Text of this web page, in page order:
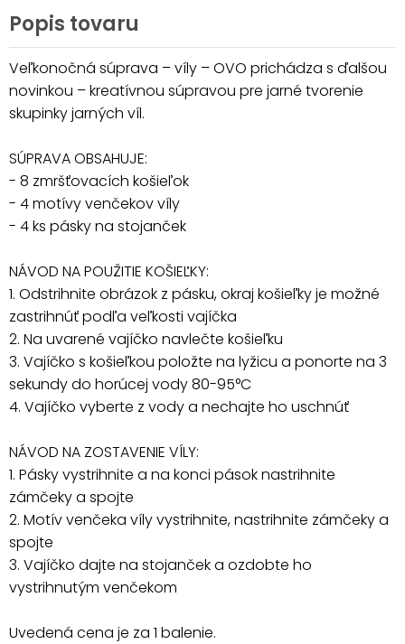
Popis tovaru
Veľkonočná súprava – víly – OVO prichádza s ďalšou
novinkou – kreatívnou súpravou pre jarné tvorenie
skupinky jarných víl.
SÚPRAVA OBSAHUJE:
- 8 zmršťovacích košieľok
- 4 motívy venčekov víly
- 4 ks pásky na stojanček
NÁVOD NA POUŽITIE KOŠIEĽKY:
1. Odstrihnite obrázok z pásku, okraj košieľky je možné
zastrihnúť podľa veľkosti vajíčka
2. Na uvarené vajíčko navlečte košieľku
3. Vajíčko s košieľkou položte na lyžicu a ponorte na 3
sekundy do horúcej vody 80-95°C
4. Vajíčko vyberte z vody a nechajte ho uschnúť
NÁVOD NA ZOSTAVENIE VÍLY:
1. Pásky vystrihnite a na konci pások nastrihnite
zámčeky a spojte
2. Motív venčeka víly vystrihnite, nastrihnite zámčeky a
spojte
3. Vajíčko dajte na stojanček a ozdobte ho
vystrihnutým venčekom
Uvedená cena je za 1 balenie.